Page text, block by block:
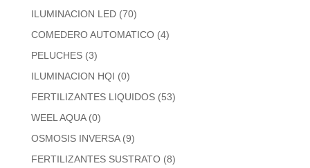
ILUMINACION LED (70)
COMEDERO AUTOMATICO (4)
PELUCHES (3)
ILUMINACION HQI (0)
FERTILIZANTES LIQUIDOS (53)
WEEL AQUA (0)
OSMOSIS INVERSA (9)
FERTILIZANTES SUSTRATO (8)